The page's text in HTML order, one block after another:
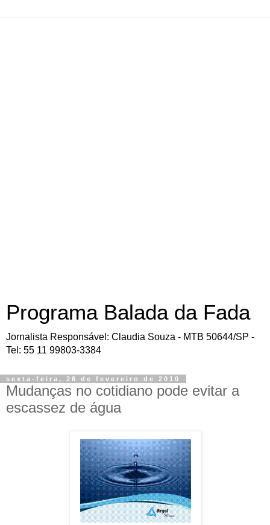
Programa Balada da Fada
Jornalista Responsável: Claudia Souza - MTB 50644/SP -
Tel: 55 11 99803-3384
sexta-feira, 26 de fevereiro de 2010
Mudanças no cotidiano pode evitar a
escassez de água